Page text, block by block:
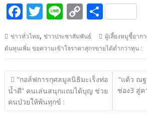
F
ac
e
b
o
o
k
T
itt
er
Li
e
C
o
p
y
Li
n
k
S
h
ar
e
ข่าวทั่วไทย,ข่าวประชาสัมพันธ์
ผู้เลี้ยงหมูชี้อาก
ต้นทุนเพิ่ม ขอความเข้าใจราคาสุกรขายได้ต่ำกว่าทุน :
แนะแนว
เรื่อง
“กอล์ฟการกุศลมูลนิธิมะเร็งท่อ
น้ำดี” คนเล่นสนุกแถมได้บุญ ช่วย
คนป่วยให้พ้นทุกข์ :
“แต้ว ณ
ช่อง3 สู่